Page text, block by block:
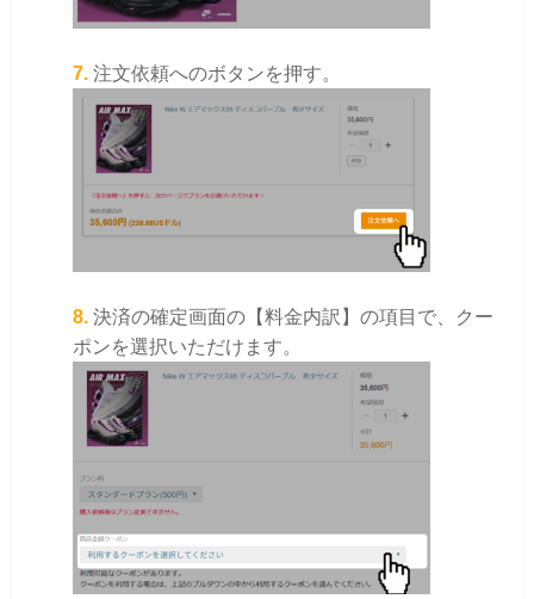
7. 注文依頼へのボタンを押す。
8. 決済の確定画面の【料金内訳】の項目で、クー
ポンを選択いただけます。